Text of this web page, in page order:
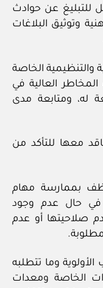
للتبليغ عن حوادث
وتوثيق البلاغات
والتنظيمية الخاصة
العالية في
له، ومتابعة مدى
معها للتأكد من
بممارسة مهام
في حال عدم وجود
صلاحيتها أو عدم
الأولوية وما تتطلبه
الخاصة ومعدات